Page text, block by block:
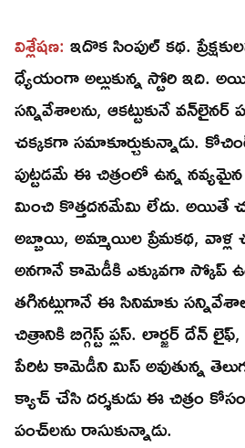
విశ్లేషణ: ఇదొక సింపుల్‌ కథ.
ధ్యేయంగా అల్లుకున్న స్టోరి ఇది.
సన్నివేశాలను, ఆకట్టుకునే వన్‌లైనర్‌
చక్కకగా సమాకూర్చుకున్నాడు.
పుట్టడమే ఈ చిత్రంలో ఉన్న నవ్యమైన
మించి కొత్తదనమేమి లేదు. అయితే
అబ్బాయి, అమ్మాయిల ప్రేమకథ, వాళ్ల
అనగానే కామెడీకి ఎక్కువగా స్కోప్‌
తగినట్లుగానే ఈ సినిమాకు
చిత్రానికి బిగ్గెస్ట్‌ ప్లస్‌. లార్జర్‌ దేన్‌
పేరిట కామెడీని మిస్‌ అవుతున్న తెలుగు
క్యాచ్‌ చేసి దర్శకుడు ఈ చిత్రం
పంచ్‌లను రాసుకున్నాడు.